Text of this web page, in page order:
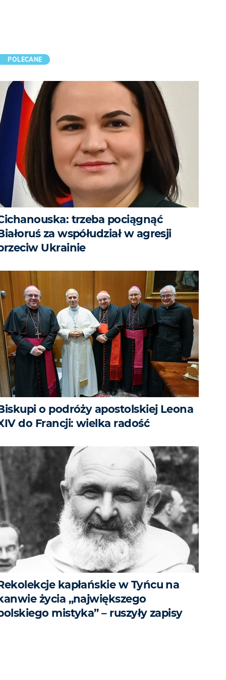
POLECANE
trzeba pociągnąć
za współudział w agresji
Ukrainie
o podróży apostolskiej Leona
do Francji: wielka radość
kapłańskie w Tyńcu na
życia „największego
mistyka” – ruszyły zapisy